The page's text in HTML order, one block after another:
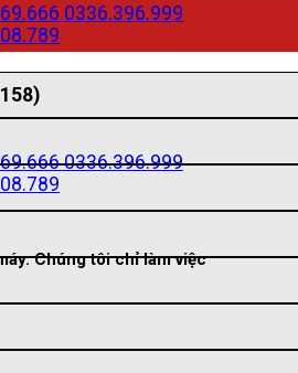
0336.396.999
0336.396.999
Chúng tôi chỉ làm việc